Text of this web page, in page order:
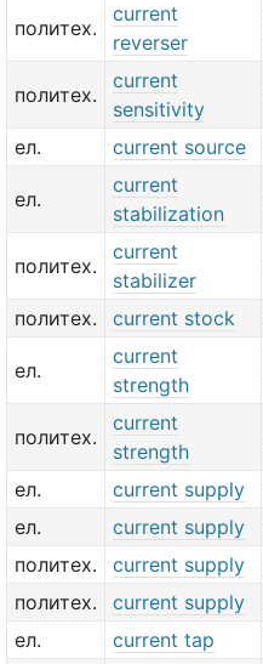
политех.
current
reverser
политех.
current
sensitivity
ел. current source
ел.
current
stabilization
политех.
current
stabilizer
политех. current stock
ел.
current
strength
политех.
current
strength
ел. current supply
ел.
current supply
политех.
current supply
политех.
current supply
ел.
current tap